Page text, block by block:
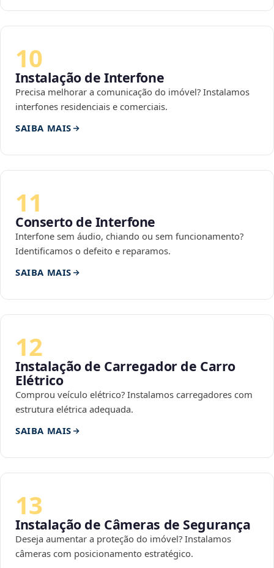
10
Instalação de Interfone
Precisa melhorar a comunicação do imóvel? Instalamos
interfones residenciais e comerciais.
SAIBA MAIS
11
Conserto de Interfone
Interfone sem áudio, chiando ou sem funcionamento?
Identificamos o defeito e reparamos.
SAIBA MAIS
12
Instalação de Carregador de Carro
Elétrico
Comprou veículo elétrico? Instalamos carregadores com
estrutura elétrica adequada.
SAIBA MAIS
13
Instalação de Câmeras de Segurança
Deseja aumentar a proteção do imóvel? Instalamos
câmeras com posicionamento estratégico.